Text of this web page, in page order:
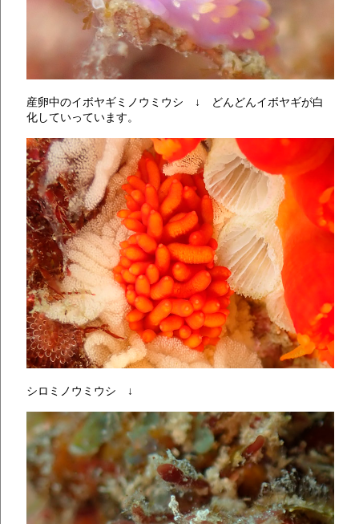
産卵中のイボヤギミノウミウシ ↓ どんどんイボヤギが白
化していっています。
シロミノウミウシ ↓